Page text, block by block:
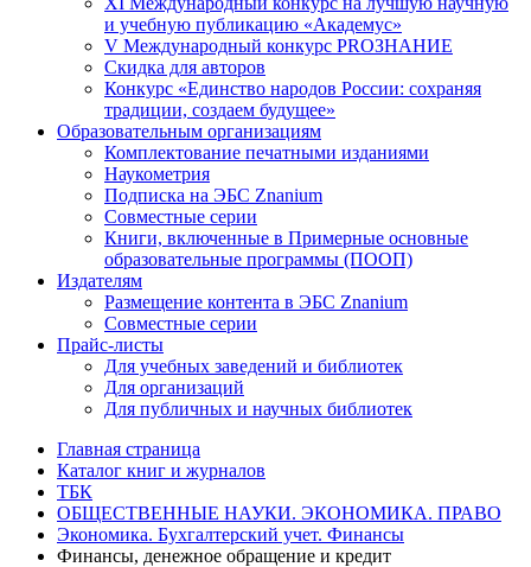
и учебную публикацию «Академус»
V Международный конкурс PROЗНАНИЕ
Скидка для авторов
Конкурс «Единство народов России: сохраняя
традиции, создаем будущее»
Образовательным организациям
Комплектование печатными изданиями
Наукометрия
Подписка на ЭБС Znanium
Совместные серии
Книги, включенные в Примерные основные
образовательные программы (ПООП)
Издателям
Размещение контента в ЭБС Znanium
Совместные серии
Прайс-листы
Для учебных заведений и библиотек
Для организаций
Для публичных и научных библиотек
Главная страница
Каталог книг и журналов
ТБК
ОБЩЕСТВЕННЫЕ НАУКИ. ЭКОНОМИКА. ПРАВО
Экономика. Бухгалтерский учет. Финансы
Финансы, денежное обращение и кредит